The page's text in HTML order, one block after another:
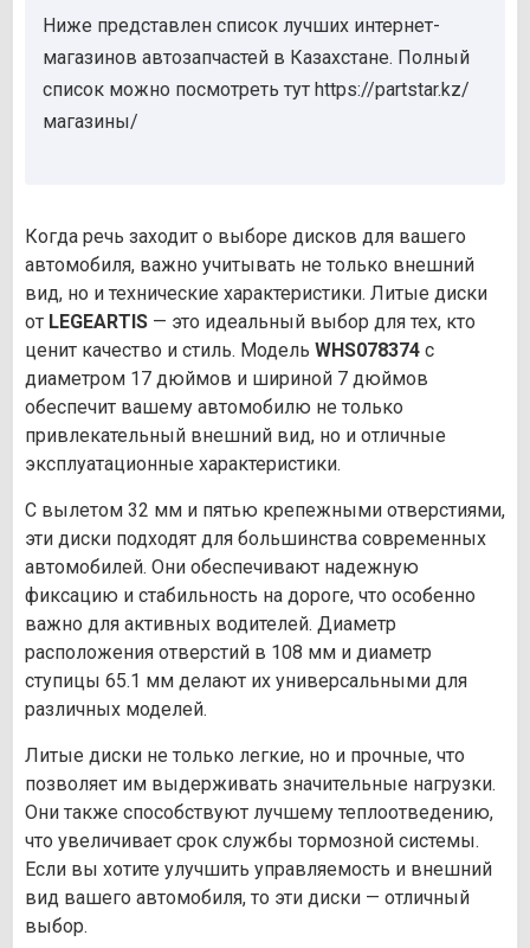
Ниже представлен список лучших интернет-
магазинов автозапчастей в Казахстане. Полный
список можно посмотреть тут https://partstar.kz/
магазины/
Когда речь заходит о выборе дисков для вашего
автомобиля, важно учитывать не только внешний
вид, но и технические характеристики. Литые диски
от LEGEARTIS — это идеальный выбор для тех, кто
ценит качество и стиль. Модель WHS078374 с
диаметром 17 дюймов и шириной 7 дюймов
обеспечит вашему автомобилю не только
привлекательный внешний вид, но и отличные
эксплуатационные характеристики.
С вылетом 32 мм и пятью крепежными отверстиями,
эти диски подходят для большинства современных
автомобилей. Они обеспечивают надежную
фиксацию и стабильность на дороге, что особенно
важно для активных водителей. Диаметр
расположения отверстий в 108 мм и диаметр
ступицы 65.1 мм делают их универсальными для
различных моделей.
Литые диски не только легкие, но и прочные, что
позволяет им выдерживать значительные нагрузки.
Они также способствуют лучшему теплоотведению,
что увеличивает срок службы тормозной системы.
Если вы хотите улучшить управляемость и внешний
вид вашего автомобиля, то эти диски — отличный
выбор.